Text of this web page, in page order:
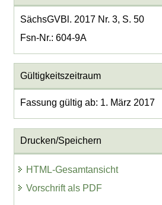
SächsGVBl. 2017 Nr. 3, S. 50
Fsn-Nr.: 604-9A
Gültigkeitszeitraum
Fassung gültig ab: 1. März 2017
Drucken/Speichern
HTML-Gesamtansicht
Vorschrift als PDF